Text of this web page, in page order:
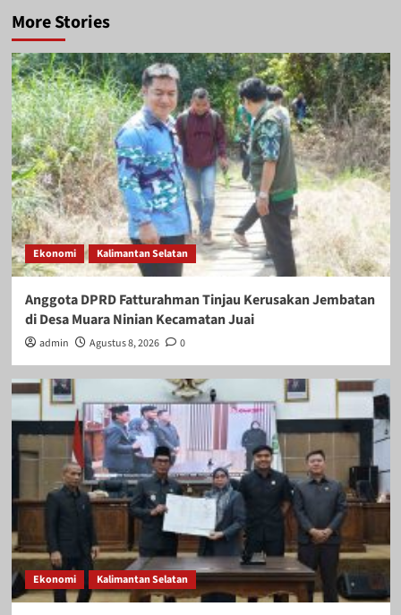
More Stories
Ekonomi Kalimantan Selatan
Anggota DPRD Fatturahman Tinjau Kerusakan Jembatan
di Desa Muara Ninian Kecamatan Juai
admin Agustus 8, 2026 0
Ekonomi Kalimantan Selatan